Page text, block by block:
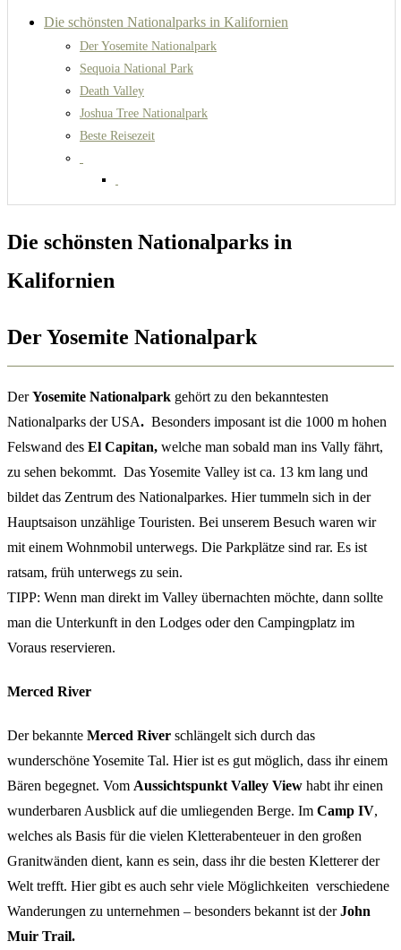
Die schönsten Nationalparks in Kalifornien
Der Yosemite Nationalpark
Sequoia National Park
Death Valley
Joshua Tree Nationalpark
Beste Reisezeit
Die schönsten Nationalparks in
Kalifornien
Der Yosemite Nationalpark
DerYosemite Nationalpark gehört zu den bekanntesten
Nationalparks der USA. Besonders imposant ist die 1000 m hohen
Felswand des El Capitan, welche man sobald man ins Vally fährt,
zu sehen bekommt. Das Yosemite Valley ist ca. 13 km lang und
bildet das Zentrum des Nationalparkes. Hier tummeln sich in der
Hauptsaison unzählige Touristen. Bei unserem Besuch waren wir
mit einem Wohnmobil unterwegs. Die Parkplätze sind rar. Es ist
ratsam, früh unterwegs zu sein.
TIPP: Wenn man direkt im Valley übernachten möchte, dann sollte
man die Unterkunft in den Lodges oder den Campingplatz im
Voraus reservieren.
Merced River
Der bekannte Merced River schlängelt sich durch das
wunderschöne Yosemite Tal. Hier ist es gut möglich, dass ihr einem
Bären begegnet. Vom Aussichtspunkt Valley View habt ihr einen
wunderbaren Ausblick auf die umliegenden Berge. Im Camp IV,
welches als Basis für die vielen Kletterabenteuer in den großen
Granitwänden dient, kann es sein, dass ihr die besten Kletterer der
Welt trefft. Hier gibt es auch sehr viele Möglichkeiten verschiedene
Wanderungen zu unternehmen – besonders bekannt ist derJohn
Muir Trail.